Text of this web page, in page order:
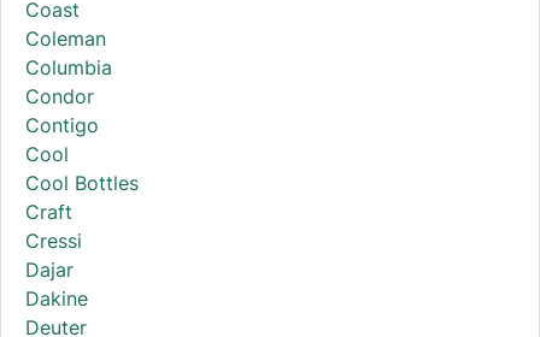
Coast
Coleman
Columbia
Condor
Contigo
Cool
Cool Bottles
Craft
Cressi
Dajar
Dakine
Deuter